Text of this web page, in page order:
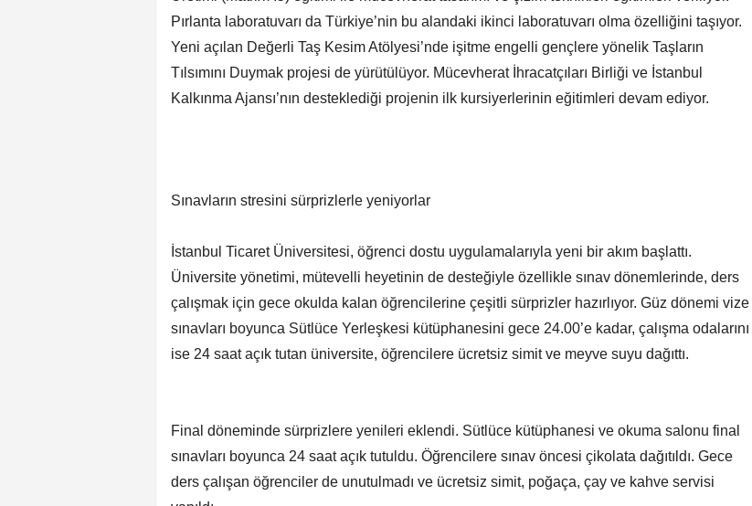
Pırlanta laboratuvarı da Türkiye’nin bu alandaki ikinci laboratuvarı olma özelliğini taşıyor.
Yeni açılan Değerli Taş Kesim Atölyesi’nde işitme engelli gençlere yönelik Taşların
Tılsımını Duymak projesi de yürütülüyor. Mücevherat İhracatçıları Birliği ve İstanbul
Kalkınma Ajansı’nın desteklediği projenin ilk kursiyerlerinin eğitimleri devam ediyor.
Sınavların stresini sürprizlerle yeniyorlar
İstanbul Ticaret Üniversitesi, öğrenci dostu uygulamalarıyla yeni bir akım başlattı.
Üniversite yönetimi, mütevelli heyetinin de desteğiyle özellikle sınav dönemlerinde, ders
çalışmak için gece okulda kalan öğrencilerine çeşitli sürprizler hazırlıyor. Güz dönemi vize
sınavları boyunca Sütlüce Yerleşkesi kütüphanesini gece 24.00’e kadar, çalışma odalarını
ise 24 saat açık tutan üniversite, öğrencilere ücretsiz simit ve meyve suyu dağıttı.
Final döneminde sürprizlere yenileri eklendi. Sütlüce kütüphanesi ve okuma salonu final
sınavları boyunca 24 saat açık tutuldu. Öğrencilere sınav öncesi çikolata dağıtıldı. Gece
ders çalışan öğrenciler de unutulmadı ve ücretsiz simit, poğaça, çay ve kahve servisi